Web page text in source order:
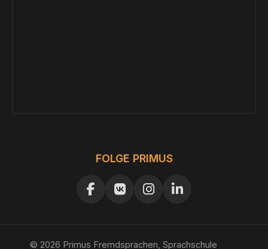
FOLGE PRIMUS
© 2026 Primus Fremdsprachen, Sprachschule